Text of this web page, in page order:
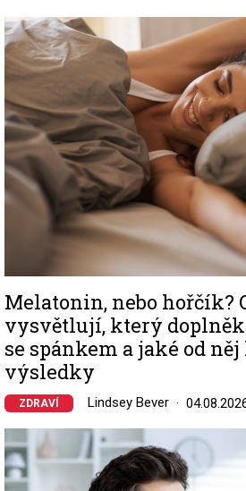
Image
Melatonin, nebo hořčík?
vysvětlují, který doplněk
se spánkem a jaké od
výsledky
ZDRAVÍ Lindsey Bever
Image